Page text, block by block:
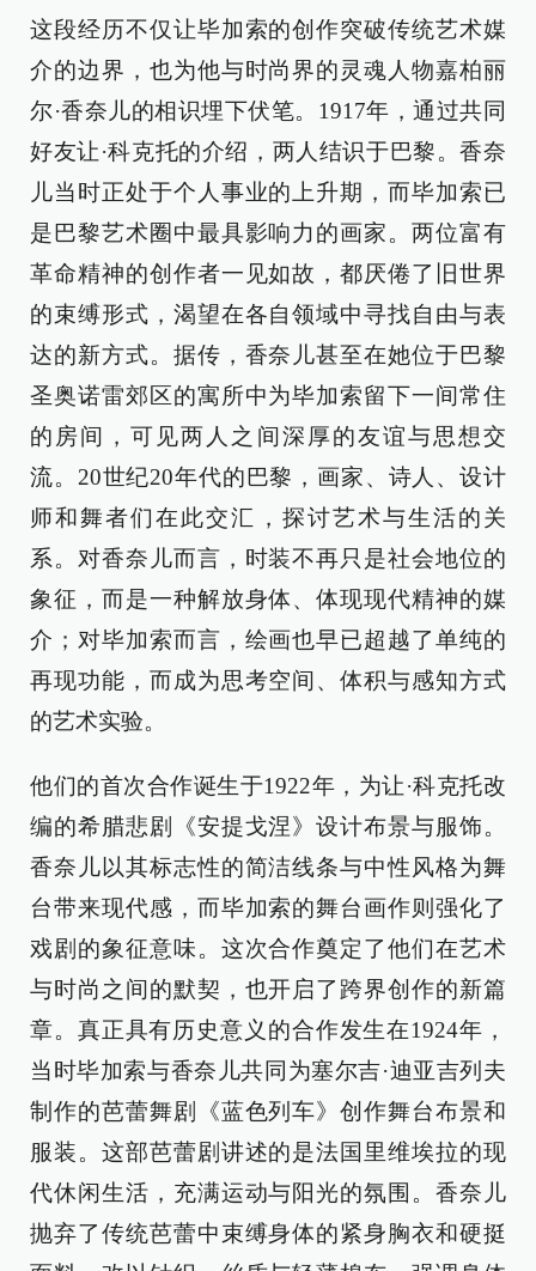
这段经历不仅让毕加索的创作突破传统艺术媒
介的边界，也为他与时尚界的灵魂人物嘉柏丽
尔·香奈儿的相识埋下伏笔。1917年，通过共同
好友让·科克托的介绍，两人结识于巴黎。香奈
儿当时正处于个人事业的上升期，而毕加索已
是巴黎艺术圈中最具影响力的画家。两位富有
革命精神的创作者一见如故，都厌倦了旧世界
的束缚形式，渴望在各自领域中寻找自由与表
达的新方式。据传，香奈儿甚至在她位于巴黎
圣奥诺雷郊区的寓所中为毕加索留下一间常住
的房间，可见两人之间深厚的友谊与思想交
流。20世纪20年代的巴黎，画家、诗人、设计
师和舞者们在此交汇，探讨艺术与生活的关
系。对香奈儿而言，时装不再只是社会地位的
象征，而是一种解放身体、体现现代精神的媒
介；对毕加索而言，绘画也早已超越了单纯的
再现功能，而成为思考空间、体积与感知方式
的艺术实验。
他们的首次合作诞生于1922年，为让·科克托改
编的希腊悲剧《安提戈涅》设计布景与服饰。
香奈儿以其标志性的简洁线条与中性风格为舞
台带来现代感，而毕加索的舞台画作则强化了
戏剧的象征意味。这次合作奠定了他们在艺术
与时尚之间的默契，也开启了跨界创作的新篇
章。真正具有历史意义的合作发生在1924年，
当时毕加索与香奈儿共同为塞尔吉·迪亚吉列夫
制作的芭蕾舞剧《蓝色列车》创作舞台布景和
服装。这部芭蕾剧讲述的是法国里维埃拉的现
代休闲生活，充满运动与阳光的氛围。香奈儿
抛弃了传统芭蕾中束缚身体的紧身胸衣和硬挺